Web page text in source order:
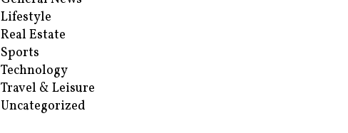
Lifestyle
Real Estate
Sports
Technology
Travel & Leisure
Uncategorized